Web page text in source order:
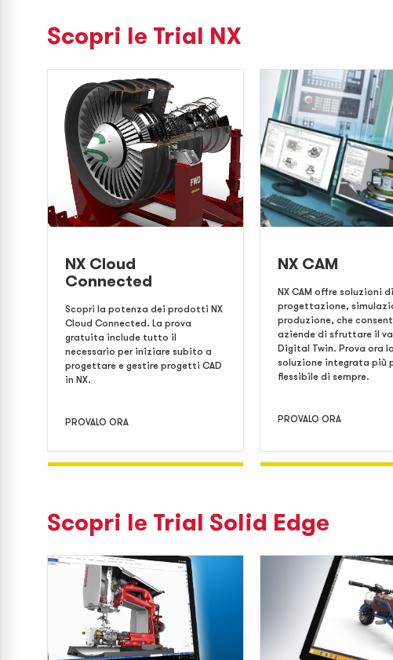
Scopri le Trial NX
NX Cloud
Connected
Scopri la potenza dei prodotti NX
Cloud Connected. La prova
gratuita include tutto il
necessario per iniziare subito a
progettare e gestire progetti CAD
in NX.
PROVALO ORA
NX CAM
NX CAM offre soluzioni di
progettazione,
produzione, che
aziende di sfruttare il
Digital Twin. Prova ora la
soluzione integrata più
flessibile di sempre.
PROVALO ORA
Scopri le Trial Solid Edge